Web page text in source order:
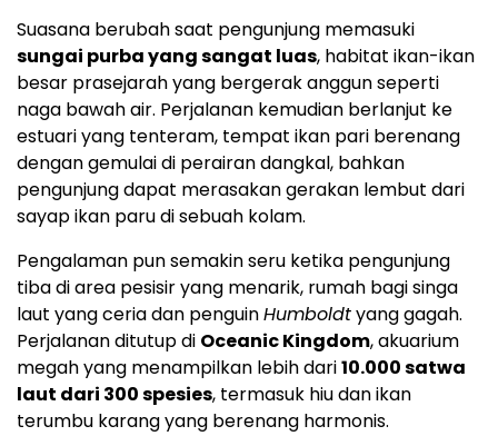
Suasana berubah saat pengunjung memasuki
sungai purba yang sangat luas, habitat ikan-ikan
besar prasejarah yang bergerak anggun seperti
naga bawah air. Perjalanan kemudian berlanjut ke
estuari yang tenteram, tempat ikan pari berenang
dengan gemulai di perairan dangkal, bahkan
pengunjung dapat merasakan gerakan lembut dari
sayap ikan paru di sebuah kolam.
Pengalaman pun semakin seru ketika pengunjung
tiba di area pesisir yang menarik, rumah bagi singa
laut yang ceria dan penguinHumboldtyang gagah.
Perjalanan ditutup di Oceanic Kingdom, akuarium
megah yang menampilkan lebih dari10.000 satwa
laut dari 300 spesies, termasuk hiu dan ikan
terumbu karang yang berenang harmonis.